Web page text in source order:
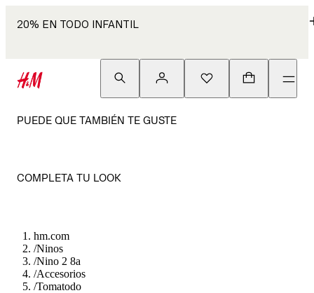
20% EN TODO INFANTIL
PUEDE QUE TAMBIÉN TE GUSTE
COMPLETA TU LOOK
hm.com
/Ninos
/Nino 2 8a
/Accesorios
/Tomatodo